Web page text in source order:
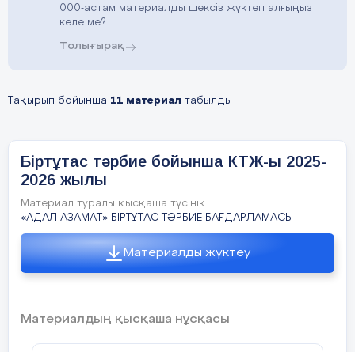
000-астам материалды шексіз жүктеп алғыңыз
келе ме?
Толығырақ
Тақырып бойынша 11 материал табылды
Біртұтас тәрбие бойынша КТЖ-ы 2025-
2026 жылы
Материал туралы қысқаша түсінік
«АДАЛ АЗАМАТ» БІРТҰТАС ТӘРБИЕ БАҒДАРЛАМАСЫ
Материалды жүктеу
Материалдың қысқаша нұсқасы